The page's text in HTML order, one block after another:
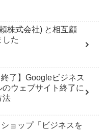
株式会社) と相互顧
した
終了】Googleビジネス
のウェブサイト終了に
法
ョップ「ビジネスを